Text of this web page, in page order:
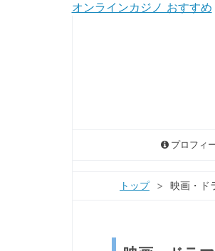
オンラインカジノ おすすめ
プロフィ
トップ > 映画・ド